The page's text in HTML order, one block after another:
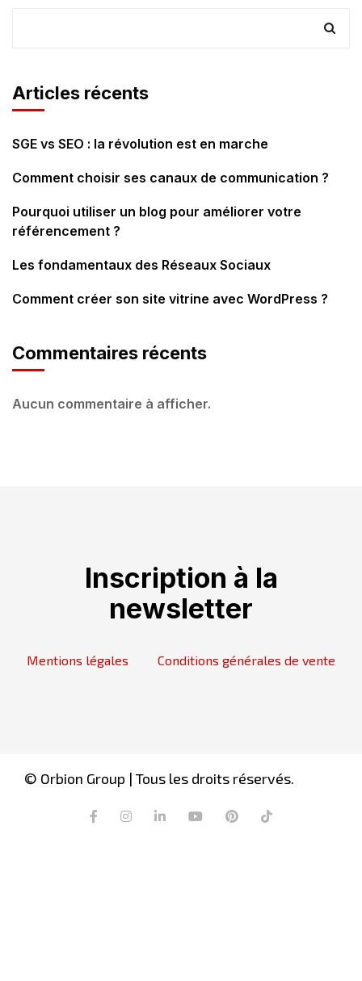
Articles récents
SGE vs SEO : la révolution est en marche
Comment choisir ses canaux de communication ?
Pourquoi utiliser un blog pour améliorer votre
référencement ?
Les fondamentaux des Réseaux Sociaux
Comment créer son site vitrine avec WordPress ?
Commentaires récents
Aucun commentaire à afficher.
Inscription à la
newsletter
Mentions légales Conditions générales de vente
© Orbion Group | Tous les droits réservés.